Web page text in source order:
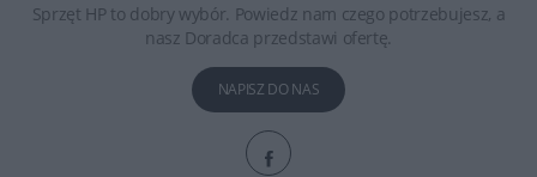
Sprzęt HP to dobry wybór. Powiedz nam czego potrzebujesz, a
nasz Doradca przedstawi ofertę.
NAPISZ DO NAS